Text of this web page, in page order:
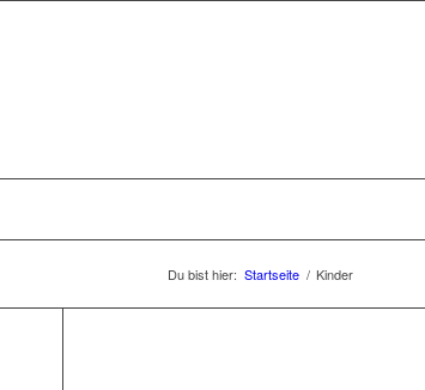
Du bist hier: Startseite / Kinder